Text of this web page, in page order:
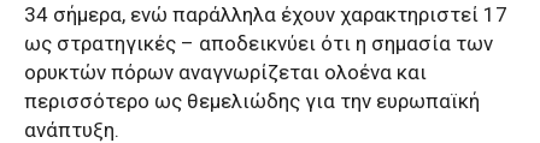
34 σήμερα, ενώ παράλληλα έχουν χαρακτηριστεί 17
ως στρατηγικές – αποδεικνύει ότι η σημασία των
ορυκτών πόρων αναγνωρίζεται ολοένα και
περισσότερο ως θεμελιώδης για την ευρωπαϊκή
ανάπτυξη.